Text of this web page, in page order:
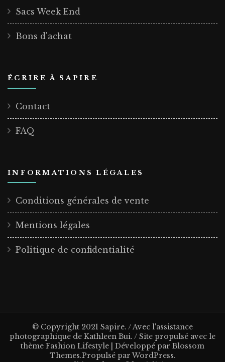
Sacs Week End
Bons d'achat
ÉCRIRE À SAPIRE
Contact
FAQ
INFORMATIONS LÉGALES
Conditions générales de vente
Mentions légales
Politique de confidentialité
© Copyright 2021 Sapire. / Avec l'assistance
photographique de Kathleen Bui. / Site propulsé avec le
thème Fashion Lifestyle | Développé par Blossom
Themes.Propulsé parWordPress.